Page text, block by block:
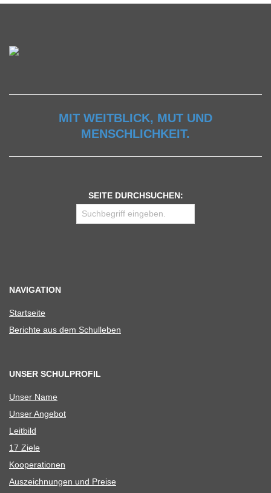
MIT WEITBLICK, MUT UND
MENSCHLICHKEIT.
SEITE DURCHSUCHEN:
NAVIGATION
Start­seite
Berichte aus dem Schulleben
UNSER SCHULPROFIL
Unser Name
Unser Ange­bot
Leit­bild
17 Ziele
Koope­ra­tio­nen
Aus­zeich­nun­gen und Preise